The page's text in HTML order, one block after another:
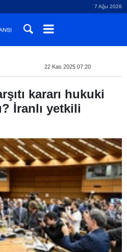
7 Ağu 2026
22 Kas 2025 07:20
kararı hukuki
İranlı yetkili